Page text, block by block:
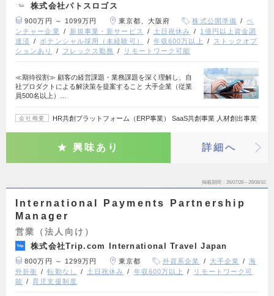
株式会社パトスロゴス
900万円 ～ 1099万円 東京都、大阪府 株式公開準備
ベ
ンチャー企業
新規事業・新サービス 土日祝休み
1億円以上資金調
達済
ポテンシャル採用（未経験可） 年収600万以上
ストックオプ
ションあり
フレックス勤務 リモートワーク可能
≪期待役割≫ 顧客の経営課題・業務課題を深く理解し、自
社プロダクトによる解決策を提案すること 大手企業（従業
員500名以上）…
会社概要 HR共創プラットフォーム（ERP事業） SaaS共創事業 人材創出事業
興味あり 詳細へ
掲載期間 26/07/28～26/08/10
International Payments Partnership
Manager
営業（法人向け）
株式会社Trip.com International Travel Japan
800万円 ～ 1299万円 東京都 外資系企業 大手企業
海
外折衝
転勤なし 土日祝休み 年収600万以上
リモートワーク可
能
育児支援制度